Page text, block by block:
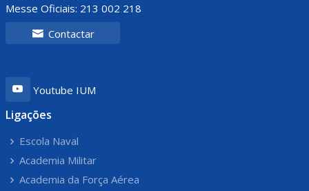
Messe Oficiais: 213 002 218
Contactar
Youtube IUM
Ligações
Escola Naval
Academia Militar
Academia da Força Aérea